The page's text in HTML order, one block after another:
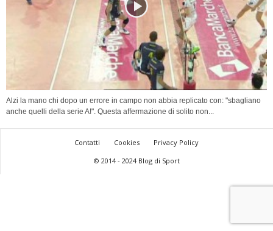
Alzi la mano chi dopo un errore in campo non abbia replicato con: "sbagliano
anche quelli della serie A!". Questa affermazione di solito non...
Contatti Cookies
Privacy Policy
© 2014 - 2024 Blog di Sport